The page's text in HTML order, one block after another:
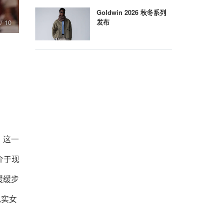
10
这一
于现
缓步
女
Goldwin 2026 秋冬系列
发布